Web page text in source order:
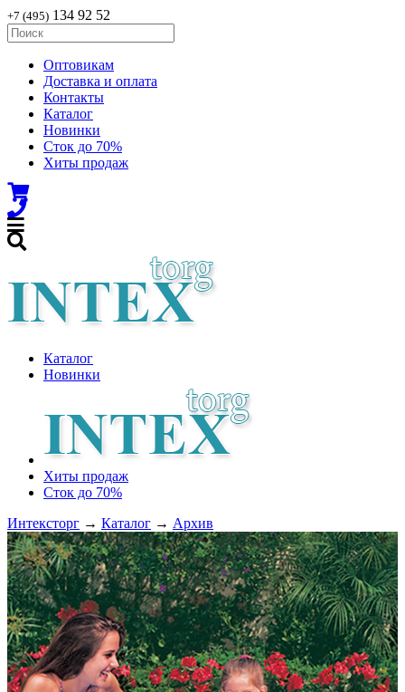
+7 (495) 134 92 52
Оптовикам
Доставка и оплата
Контакты
Каталог
Новинки
Сток до 70%
Хиты продаж
Каталог
Новинки
Хиты продаж
Сток до 70%
Интексторг → Каталог → Архив